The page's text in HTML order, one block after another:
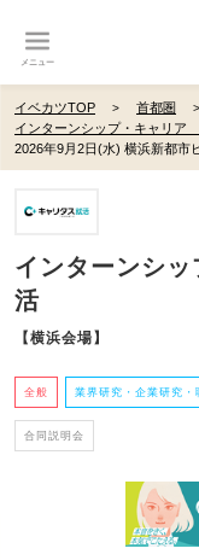
メニュー
イベカツTOP 首都圏
インターンシップ・キャリア
2026年9月2日(水) 横浜新都市
インターンシ
活
【横浜会場】
全般 業界研究・企業研究・
合同説明会